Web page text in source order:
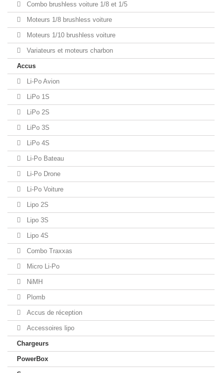
Combo brushless voiture 1/8 et 1/5
Moteurs 1/8 brushless voiture
Moteurs 1/10 brushless voiture
Variateurs et moteurs charbon
Accus
Li-Po Avion
LiPo 1S
LiPo 2S
LiPo 3S
LiPo 4S
Li-Po Bateau
Li-Po Drone
Li-Po Voiture
Lipo 2S
Lipo 3S
Lipo 4S
Combo Traxxas
Micro Li-Po
NiMH
Plomb
Accus de réception
Accessoires lipo
Chargeurs
PowerBox